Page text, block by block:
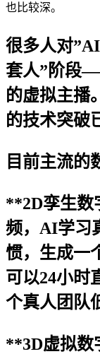
也比较深。
很多人对
套人”阶段
的虚拟主播
的技术突破
目前主流的
**2D孪生数
频，AI学习
惯，生成一
可以24小时
个真人团队
**3D虚拟数